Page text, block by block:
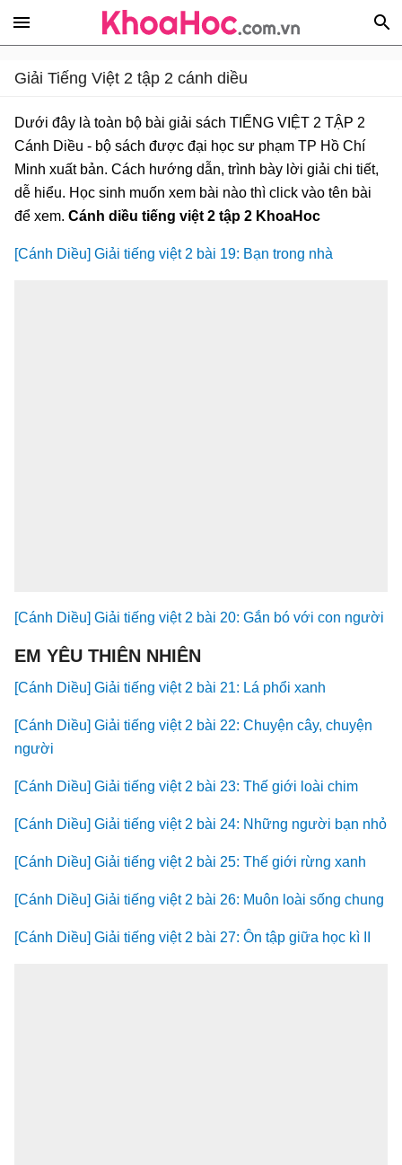
Giải Tiếng Việt 2 tập 2 cánh diều
Dưới đây là toàn bộ bài giải sách TIẾNG VIỆT 2 TẬP 2
Cánh Diều - bộ sách được đại học sư phạm TP Hồ Chí
Minh xuất bản. Cách hướng dẫn, trình bày lời giải chi tiết,
dễ hiểu. Học sinh muốn xem bài nào thì click vào tên bài
để xem. Cánh diều tiếng việt 2 tập 2 KhoaHoc
[Cánh Diều] Giải tiếng việt 2 bài 19: Bạn trong nhà
[Cánh Diều] Giải tiếng việt 2 bài 20: Gắn bó với con người
EM YÊU THIÊN NHIÊN
[Cánh Diều] Giải tiếng việt 2 bài 21: Lá phổi xanh
[Cánh Diều] Giải tiếng việt 2 bài 22: Chuyện cây, chuyện
người
[Cánh Diều] Giải tiếng việt 2 bài 23: Thế giới loài chim
[Cánh Diều] Giải tiếng việt 2 bài 24: Những người bạn nhỏ
[Cánh Diều] Giải tiếng việt 2 bài 25: Thế giới rừng xanh
[Cánh Diều] Giải tiếng việt 2 bài 26: Muôn loài sống chung
[Cánh Diều] Giải tiếng việt 2 bài 27: Ôn tập giữa học kì II